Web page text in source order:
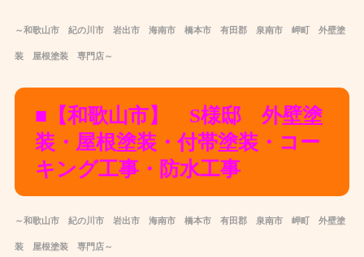
～和歌山市 紀の川市 岩出市 海南市 橋本市 有田郡 泉南市 岬町 外壁塗
装 屋根塗装 専門店～
■【和歌山市】 S様邸 外壁塗
装・屋根塗装・付帯塗装・コー
キング工事・防水工事
～和歌山市 紀の川市 岩出市 海南市 橋本市 有田郡 泉南市 岬町 外壁塗
装 屋根塗装 専門店～